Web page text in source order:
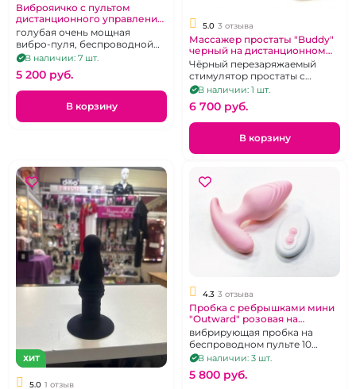
Виброяичко с пультом
дистанционного управления
"Pretty Love"
голубая очень мощная
вибро-пуля, беспроводной
пульт ДУ, 12 режимов
В наличии: 7 шт.
5 200 pуб.
В корзину
5.0 3 отзыва
Массажер простаты "Buddy"
черный на дистанционном
пульте
Чёрный перезаряжаемый
стимулятор простаты с
дистанционным управлением
вибрацией.
В наличии: 1 шт.
6 700 pуб.
В корзину
ХИТ
5.0 1 отзыв
4.3 3 отзыва
Пробка с ребрышками мини
"Outward" розовая на
дистанционном пульте
вибрирующая пробка на
беспроводном пульте 10
режимов
В наличии: 3 шт.
5 800 pуб.